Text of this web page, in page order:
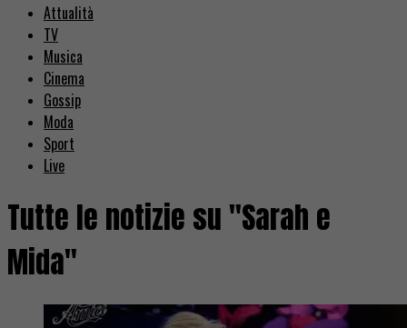
Attualità
TV
Musica
Cinema
Gossip
Moda
Sport
Live
Tutte le notizie su "Sarah e
Mida"